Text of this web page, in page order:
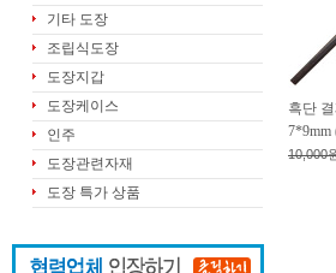
기타 도장
조립식도장
도장지갑
도장케이스
인주
도장관련자재
도장 특가 상품
흑단
7*9mm
10,000